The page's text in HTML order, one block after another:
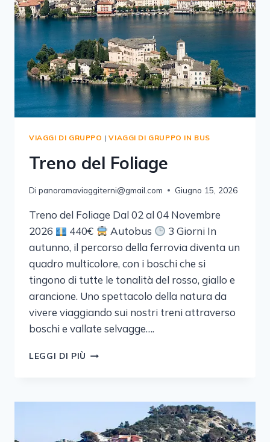
VIAGGI DI GRUPPO |VIAGGI DI GRUPPO IN BUS
Treno del Foliage
Di panoramaviaggiterni@gmail.com Giugno 15, 2026
Treno del Foliage Dal 02 al 04 Novembre
2026
440€ Autobus
3 Giorni In
autunno, il percorso della ferrovia diventa un
quadro multicolore, con i boschi che si
tingono di tutte le tonalità del rosso, giallo e
arancione. Uno spettacolo della natura da
vivere viaggiando sui nostri treni attraverso
boschi e vallate selvagge….
LEGGI DI PIÙ TRENO